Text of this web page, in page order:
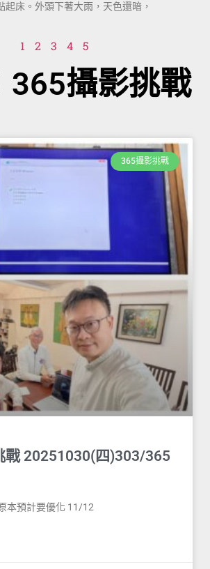
起床。外頭下著大雨，天色還暗，
1 2 3 4 5
365攝影挑戰
365攝影挑戰
戰 20251030(四)303/365
本預計要優化 11/12